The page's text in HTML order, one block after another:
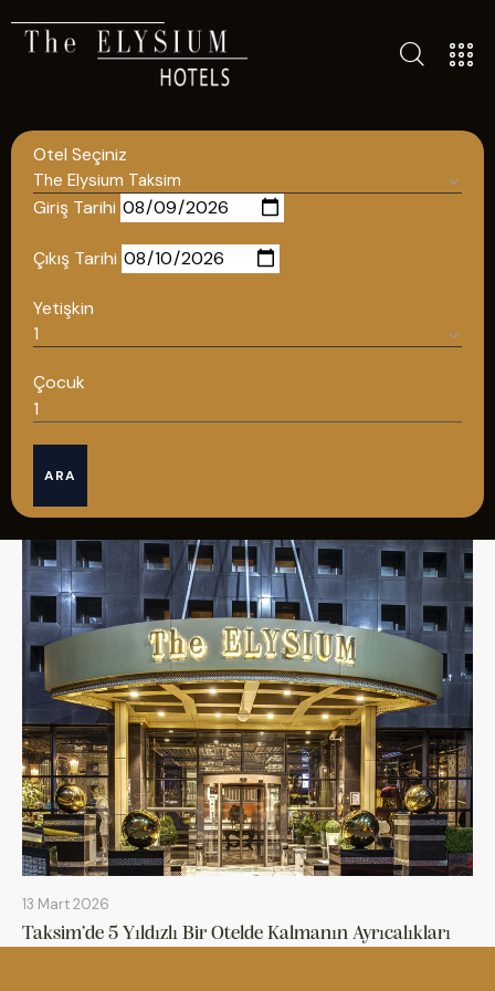
Otel Seçiniz
Giriş Tarihi
Çıkış Tarihi
Yetişkin
Çocuk
ARA
13 Mart 2026
Taksim’de 5 Yıldızlı Bir Otelde Kalmanın Ayrıcalıkları
TÜM OTELLERIMIZ
POLITIKALAR
GIZLILIK POLITIKASI
Türkçe
08502421818
REZERVASYON